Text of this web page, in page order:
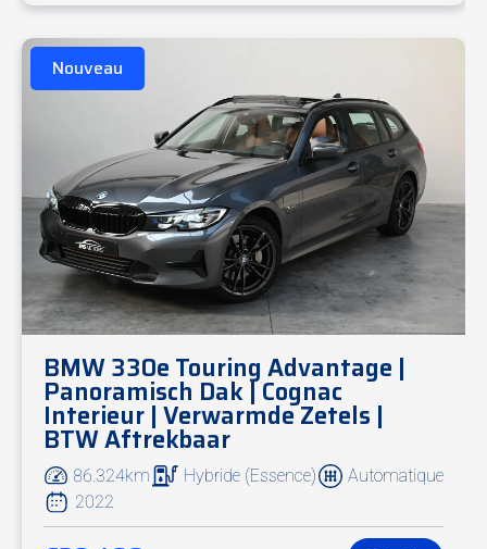
Nouveau
BMW 330e Touring Advantage |
Panoramisch Dak | Cognac
Interieur | Verwarmde Zetels |
BTW Aftrekbaar
86.324km Hybride (Essence)
Automatique
2022